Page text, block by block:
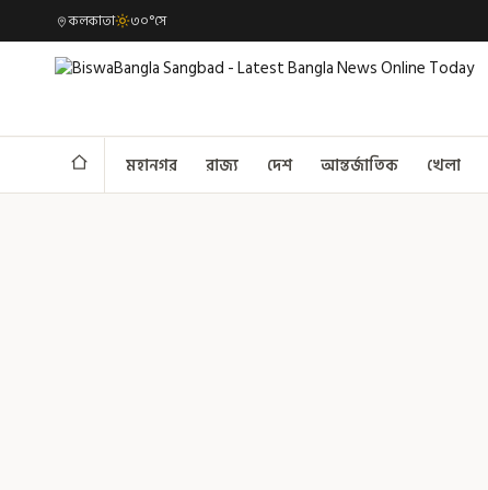
কলকাতা ৩০°সে
মহানগর রাজ্য দেশ আন্তর্জাতিক খেলা